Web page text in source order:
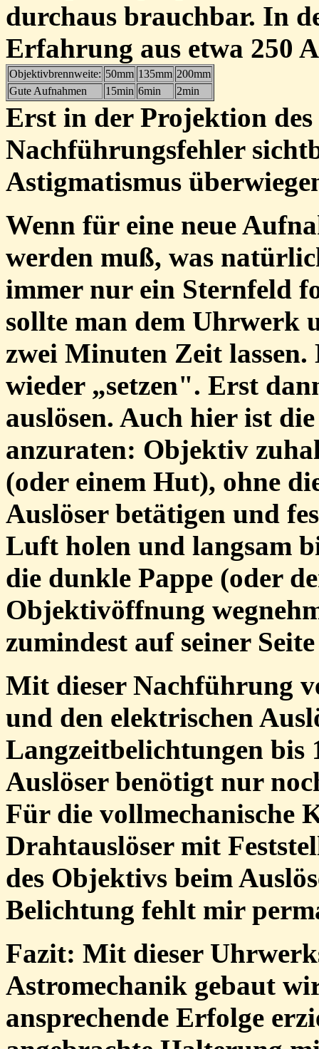
durchaus brauchbar. In
Erfahrung aus etwa 250
Objektivbrennweite: 50mm 135mm 200mm
Gute Aufnahmen
15min 6min 2min
Erst in der Projektion
Nachführungsfehler
Astigmatismus
Wenn für eine neue
werden muß, was
immer nur ein Sternfeld
sollte man dem Uhrwerk
zwei Minuten Zeit
wieder „setzen". Erst
auslösen. Auch hier ist
anzuraten: Objektiv
(oder einem Hut), ohne
Auslöser betätigen und
Luft holen und langsam
die dunkle Pappe (oder
Objektivöffnung
zumindest auf seiner
Mit dieser Nachführung
und den elektrischen
Langzeitbelichtungen bis
Auslöser benötigt nur
Für die vollmechanische
Drahtauslöser mit
des Objektivs beim
Belichtung fehlt mir
Fazit: Mit dieser
Astromechanik gebaut
ansprechende Erfolge